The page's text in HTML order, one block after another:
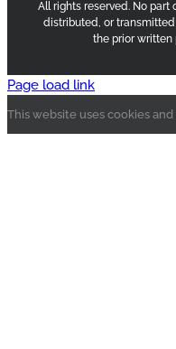
All rights reserved. No part
distributed, or
the prior written
Page load link
This website uses cookies